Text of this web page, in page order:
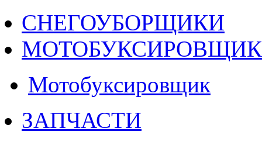
СНЕГОУБОРЩИКИ
Мотобуксировщик
ЗАПЧАСТИ